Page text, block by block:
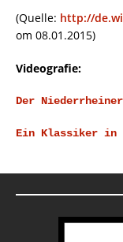
(Quelle: http://
om 08.01.2015)
Videografie:
Der
Ein Klassiker in